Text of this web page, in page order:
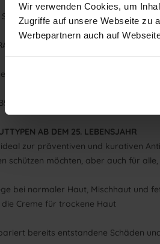
Wir verwenden Cookies, um
Zugriffe auf unsere Webseite zu
Werbepartnern auch auf
Stärkung der hauteigenen
zur Vitalisierung der Haut und
eine intensive Feuchtigkeitszufuhr
für eine beschleunigte Erneuerung
AB DEM 25. LEBENSJAHR
zur präventiven und kurativen
schützen möchten, aber auch für
bei normaler Haut, Mischhaut und
Creme für trockene Haut
bereits entstandene Schäden